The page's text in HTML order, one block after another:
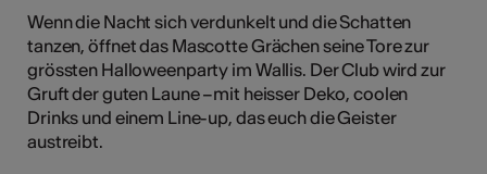
Wenn die Nacht sich verdunkelt und die Schatten
tanzen, öffnet das Mascotte Grächen seine Tore zur
grössten Halloweenparty im Wallis. Der Club wird zur
Gruft der guten Laune –mit heisser Deko, coolen
Drinks und einem Line-up, das euch die Geister
austreibt.